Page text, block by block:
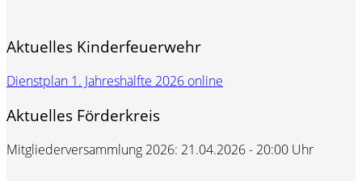
Aktuelles Kinderfeuerwehr
Dienstplan 1. Jahreshälfte 2026 online
Aktuelles Förderkreis
Mitgliederversammlung 2026: 21.04.2026 - 20:00 Uhr